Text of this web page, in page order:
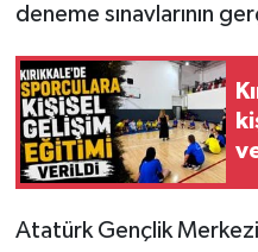
deneme sınavlarının
Atatürk Gençlik